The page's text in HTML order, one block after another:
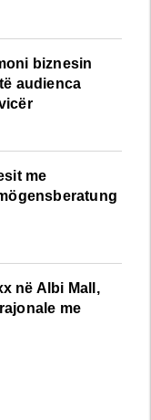
biznesin
audienca
me
në Albi Mall,
me